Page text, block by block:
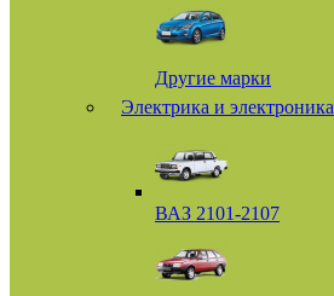
Другие марки
Электрика и электроника
ВАЗ 2101-2107